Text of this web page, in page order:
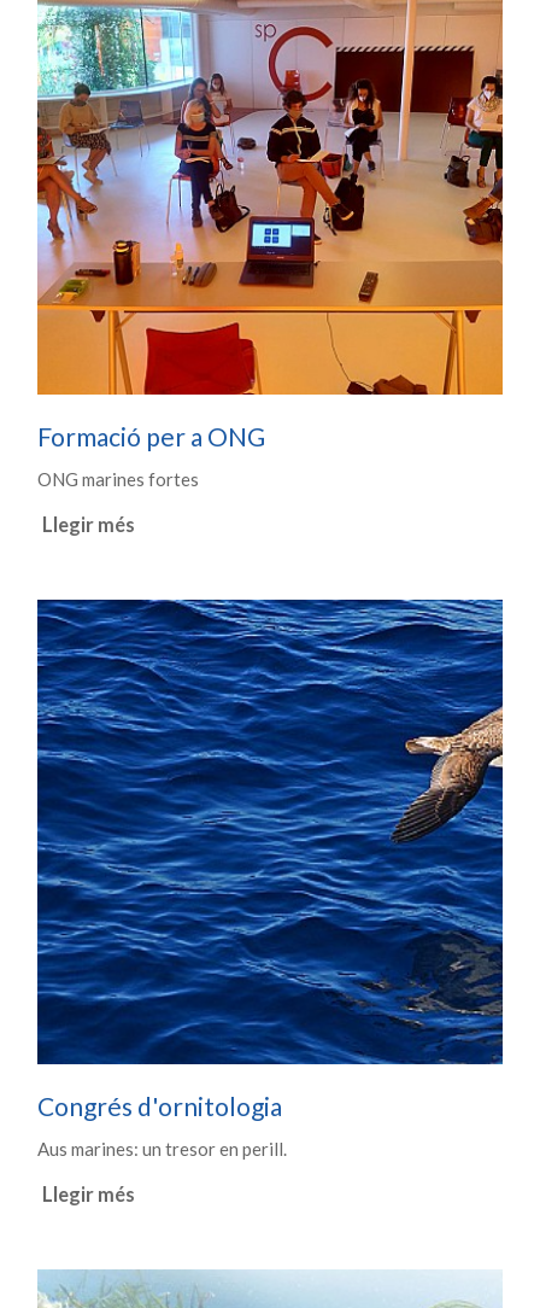
Formació per a ONG
ONG marines fortes
Llegir més
Congrés d'ornitologia
Aus marines: un tresor en perill.
Llegir més